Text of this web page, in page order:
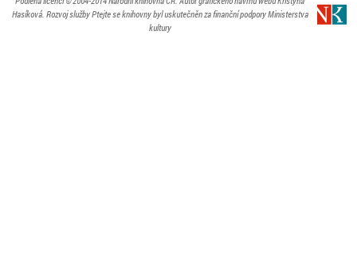
Hasíková. Rozvoj služby Ptejte se knihovny byl uskutečněn za finanční podpory Ministerstva
kultury